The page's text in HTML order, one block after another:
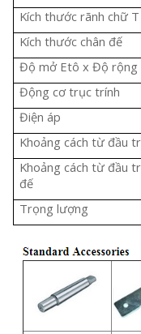
Kích thước rãnh chữ T
Kích thước chân đế
Độ mở Etô x Độ rộng
Động cơ trục trính
Điện áp
Khoảng cách từ đầu
Khoảng cách từ đầu
đế
Trọng lượng